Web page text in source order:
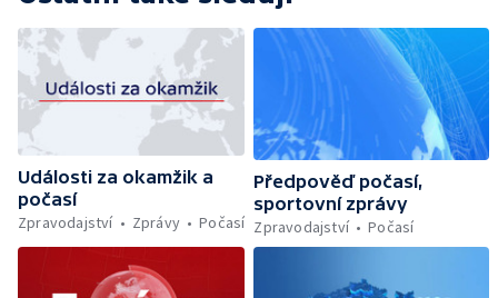
Události za okamžik a
počasí
Zpravodajství
Zprávy Počasí
Předpověď počasí,
sportovní zprávy
Zpravodajství
Počasí